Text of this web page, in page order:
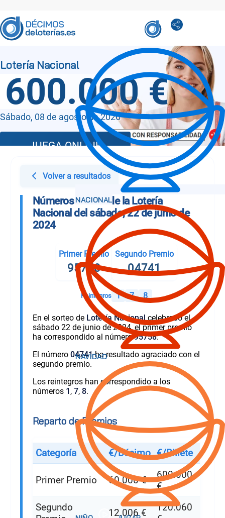
Volver a resultados
Números Sorteo de la Lotería
Nacional del sábado, 22 de junio de
2024
Primer Premio
95758
Segundo Premio
04741
Reintegros 1 7 8
En el sorteo de Lotería Nacionalcelebrado el
sábado 22 de junio de 2024, el primer premio
ha correspondido al número95758.
El número 04741ha resultado agraciado con el
segundo premio.
Los reintegros han correspondido a los
números 1 , 7, 8.
Reparto de Premios
Categoría €/Décimo €/Billete
Primer Premio 60.000 €
600.000
€
Segundo
12.006 €
120.060
600.000 €
Sábado, 08 de agosto de 2026
JUEGA ONLINE